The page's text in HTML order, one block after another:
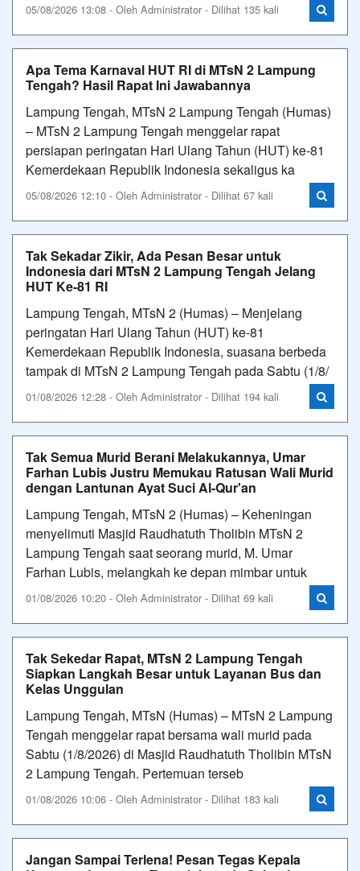
05/08/2026 13:08 - Oleh Administrator - Dilihat 135 kali
Apa Tema Karnaval HUT RI di MTsN 2 Lampung
Tengah? Hasil Rapat Ini Jawabannya
Lampung Tengah, MTsN 2 Lampung Tengah (Humas)
– MTsN 2 Lampung Tengah menggelar rapat
persiapan peringatan Hari Ulang Tahun (HUT) ke-81
Kemerdekaan Republik Indonesia sekaligus ka
05/08/2026 12:10 - Oleh Administrator - Dilihat 67 kali
Tak Sekadar Zikir, Ada Pesan Besar untuk
Indonesia dari MTsN 2 Lampung Tengah Jelang
HUT Ke-81 RI
Lampung Tengah, MTsN 2 (Humas) – Menjelang
peringatan Hari Ulang Tahun (HUT) ke-81
Kemerdekaan Republik Indonesia, suasana berbeda
tampak di MTsN 2 Lampung Tengah pada Sabtu (1/8/
01/08/2026 12:28 - Oleh Administrator - Dilihat 194 kali
Tak Semua Murid Berani Melakukannya, Umar
Farhan Lubis Justru Memukau Ratusan Wali Murid
dengan Lantunan Ayat Suci Al-Qur'an
Lampung Tengah, MTsN 2 (Humas) – Keheningan
menyelimuti Masjid Raudhatuth Tholibin MTsN 2
Lampung Tengah saat seorang murid, M. Umar
Farhan Lubis, melangkah ke depan mimbar untuk
01/08/2026 10:20 - Oleh Administrator - Dilihat 69 kali
Tak Sekedar Rapat, MTsN 2 Lampung Tengah
Siapkan Langkah Besar untuk Layanan Bus dan
Kelas Unggulan
Lampung Tengah, MTsN (Humas) – MTsN 2 Lampung
Tengah menggelar rapat bersama wali murid pada
Sabtu (1/8/2026) di Masjid Raudhatuth Tholibin MTsN
2 Lampung Tengah. Pertemuan terseb
01/08/2026 10:06 - Oleh Administrator - Dilihat 183 kali
Jangan Sampai Terlena! Pesan Tegas Kepala